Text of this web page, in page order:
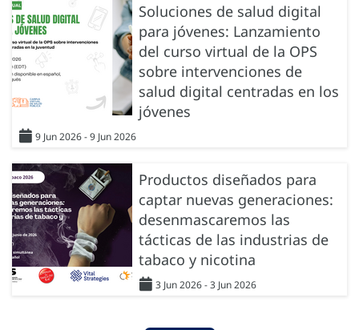
Soluciones de salud digital
para jóvenes: Lanzamiento
del curso virtual de la OPS
sobre intervenciones de
salud digital centradas en los
jóvenes
9 Jun 2026 - 9 Jun 2026
Productos diseñados para
captar nuevas generaciones:
desenmascaremos las
tácticas de las industrias de
tabaco y nicotina
3 Jun 2026 - 3 Jun 2026